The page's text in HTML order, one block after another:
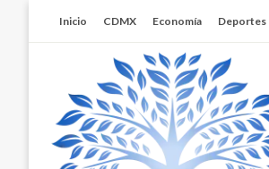
Inicio CDMX Economía Deportes